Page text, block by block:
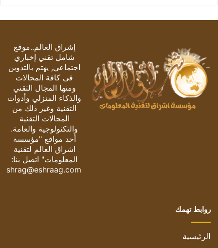
إشراق العالم..موقع
شامل تقني إخباري
اجتماعي, يهتم بالتدوين
في كافة المجالات
ومنها المجال التقني
والذكاء المنزلي وأدوات
التقنية وغير ذلك من
المجالات التقنية
والتكنولوجية والعامة.
أحد مواقع "مؤسسة
اشراق العالم لتقنية
المعلومات" اتصل بنا:
eshrag@eshraag.com
روابط تهمك
الرئيسية